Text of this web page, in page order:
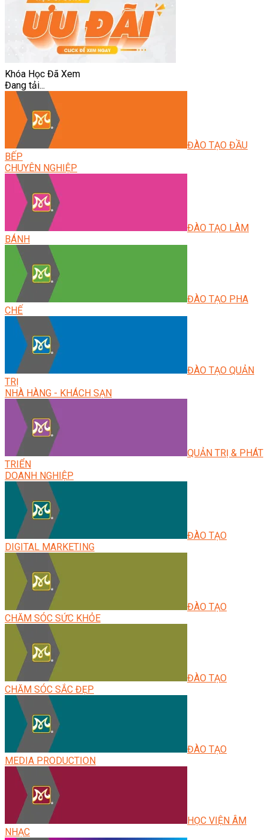
Khóa Học Đã Xem
Đang tải...
ĐÀO TẠO ĐẦU
BẾP
CHUYÊN NGHIỆP
ĐÀO TẠO LÀM
BÁNH
ĐÀO TẠO PHA
CHẾ
ĐÀO TẠO QUẢN
TRỊ
NHÀ HÀNG - KHÁCH SẠN
QUẢN TRỊ & PHÁT
TRIỂN
DOANH NGHIỆP
ĐÀO TẠO
DIGITAL MARKETING
ĐÀO TẠO
CHĂM SÓC SỨC KHỎE
ĐÀO TẠO
CHĂM SÓC SẮC ĐẸP
ĐÀO TẠO
MEDIA PRODUCTION
HỌC VIỆN ÂM
NHẠC